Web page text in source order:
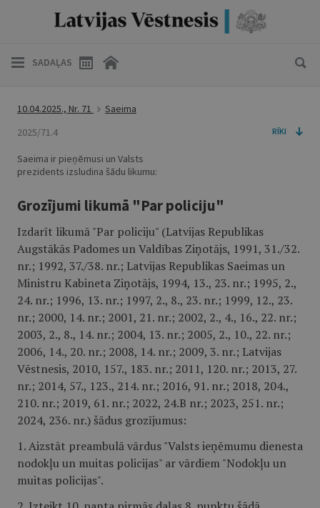
SADAĻAS
10.04.2025., Nr. 71
Saeima
2025/71.4
RĪKI
Saeima ir pieņēmusi un Valsts
prezidents izsludina šādu likumu:
Grozījumi likumā "Par policiju"
Izdarīt likumā "Par policiju" (Latvijas Republikas
Augstākās Padomes un Valdības Ziņotājs, 1991, 31./32.
nr.; 1992, 37./38. nr.; Latvijas Republikas Saeimas un
Ministru Kabineta Ziņotājs, 1994, 13., 23. nr.; 1995, 2.,
24. nr.; 1996, 13. nr.; 1997, 2., 8., 23. nr.; 1999, 12., 23.
nr.; 2000, 14. nr.; 2001, 21. nr.; 2002, 2., 4., 16., 22. nr.;
2003, 2., 8., 14. nr.; 2004, 13. nr.; 2005, 2., 10., 22. nr.;
2006, 14., 20. nr.; 2008, 14. nr.; 2009, 3. nr.; Latvijas
Vēstnesis, 2010, 157., 183. nr.; 2011, 120. nr.; 2013, 27.
nr.; 2014, 57., 123., 214. nr.; 2016, 91. nr.; 2018, 204.,
210. nr.; 2019, 61. nr.; 2022, 24.B nr.; 2023, 251. nr.;
2024, 236. nr.) šādus grozījumus:
1. Aizstāt preambulā vārdus "Valsts ieņēmumu dienesta
nodokļu un muitas policijas" ar vārdiem "Nodokļu un
muitas policijas".